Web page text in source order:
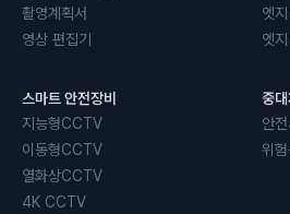
촬영계획서
영상 편집기
엣
엣
스마트 안전장비
지능형CCTV
이동형CCTV
열화상CCTV
4K CCTV
중
안
위